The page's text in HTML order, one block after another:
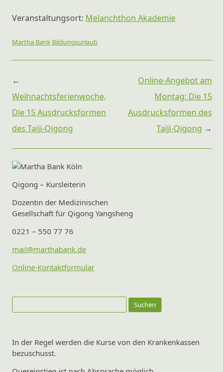
Veranstaltungsort: Melanchthon Akademie
Martha Bank Bildungsurlaub
Beitragsnavigation
←
Weihnachtsferienwoche,
Die 15 Ausdrucksformen
des Taiji-Qigong
Online-Angebot am
Montag: Die 15
Ausdrucksformen des
Taiji-Qigong →
Qigong – Kursleiterin
Dozentin der Medizinischen
Gesellschaft für Qigong Yangsheng
0221 – 550 77 76
mail@marthabank.de
Online-Kontaktformular
nach:
In der Regel werden die Kurse von den Krankenkassen
bezuschusst.